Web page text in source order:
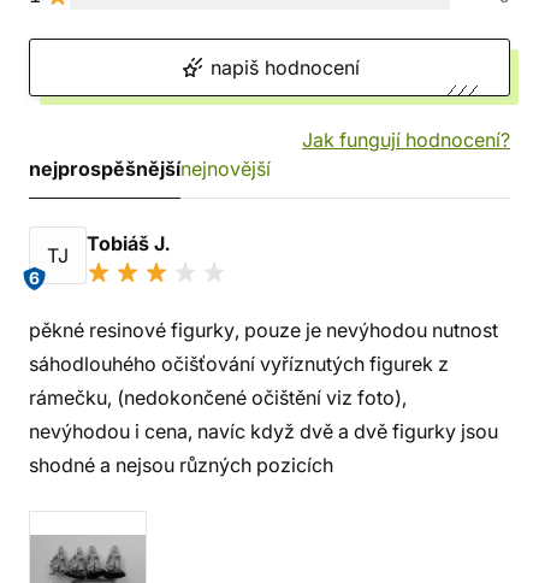
napiš hodnocení
Jak fungují hodnocení?
nejprospěšnějšínejnovější
TJ
6
Tobiáš J.
pěkné resinové figurky, pouze je nevýhodou nutnost
sáhodlouhého očišťování vyříznutých figurek z
rámečku, (nedokončené očištění viz foto),
nevýhodou i cena, navíc když dvě a dvě figurky jsou
shodné a nejsou různých pozicích